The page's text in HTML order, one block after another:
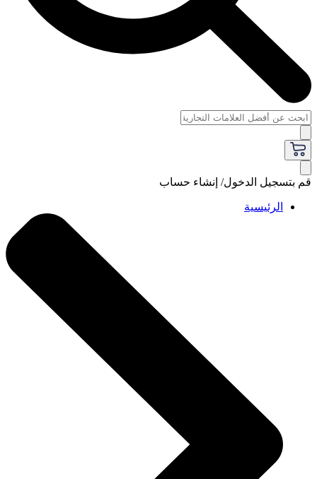
قم بتسجيل الدخول/ إنشاء حساب
الرئيسية